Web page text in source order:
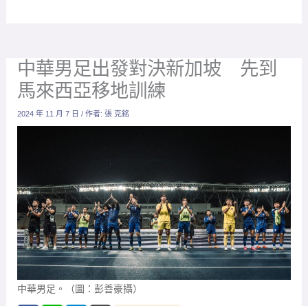
中華男足出發對決新加坡 先到
馬來西亞移地訓練
2024 年 11 月 7 日/ 作者:張 克銘
中華男足。（圖：彭善豪攝）